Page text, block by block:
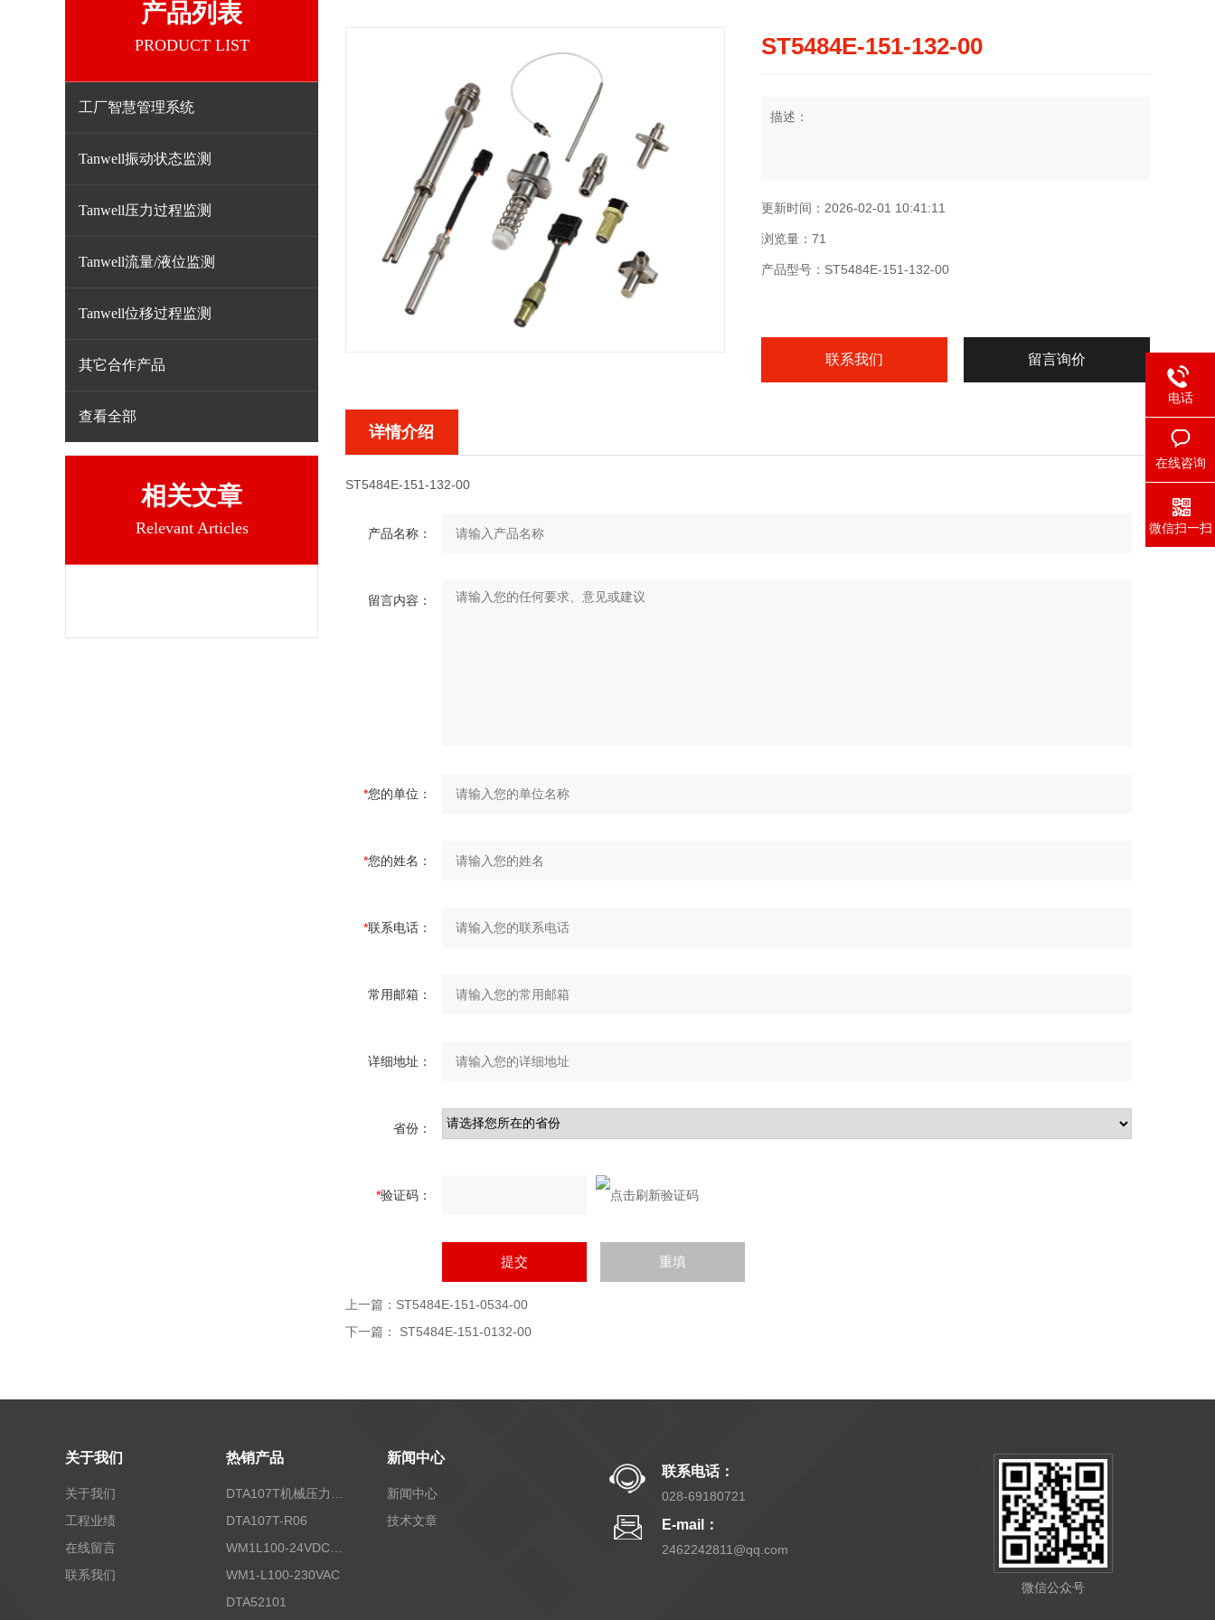
产品列表
PRODUCT LIST
工厂智慧管理系统
Tanwell振动状态监测
Tanwell压力过程监测
Tanwell流量/液位监测
Tanwell位移过程监测
其它合作产品
查看全部
相关文章
Relevant Articles
ST5484E-151-132-00
描述：
更新时间：2026-02-01 10:41:11
浏览量：71
产品型号：ST5484E-151-132-00
联系我们 留言询价
详情介绍
ST5484E-151-132-00
产品名称：
留言内容：
*您的单位：
*您的姓名：
*联系电话：
常用邮箱：
详细地址：
省份：
*验证码：
上一篇： ST5484E-151-0534-00
下一篇： ST5484E-151-0132-00
关于我们
关于我们
工程业绩
在线留言
联系我们
热销产品
DTA107T-R06
WM1-L100-230VAC
DTA52101
新闻中心
新闻中心
技术文章
联系电话：
028-69180721
E-mail：
2462242811@qq.com
微信公众号
电话
在线咨询
微信扫一扫